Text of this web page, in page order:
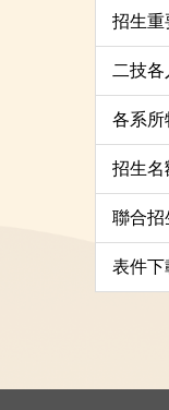
招生重
二技
各系所
招生名
聯合招
表件下